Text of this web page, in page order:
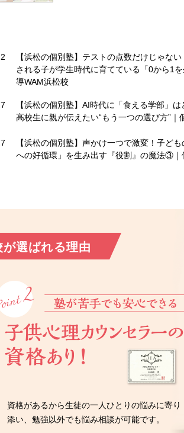
【浜松の個別塾】テストの点数だけじゃな
される子が学生時代に育てている「0から1
導WAM浜松校
【浜松の個別塾】AI時代に「食える学部」
高校生に親が伝えたい“もう一つの選び方”｜
【浜松の個別塾】声かけ一つで激変！子ど
への好循環」を生み出す『役割』の魔法③｜
が選ばれる理由
資格があるから生徒の一人ひとりの悩みに寄り
添い、勉強以外でも悩み相談が可能です。